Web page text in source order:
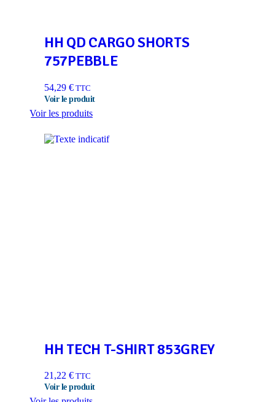
HH QD CARGO SHORTS
757PEBBLE
54,29 € TTC
Voir les produits
HH TECH T-SHIRT 853GREY
21,22 € TTC